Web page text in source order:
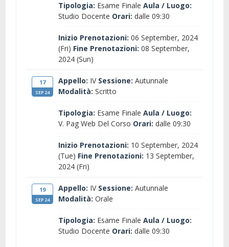
Tipologia: Esame Finale Aula / Luogo:
Studio Docente Orari: dalle 09:30
Inizio Prenotazioni: 06 September, 2024
(Fri) Fine Prenotazioni: 08 September,
2024 (Sun)
17
SEP 24
Appello: IV Sessione: Autunnale
Modalità: Scritto
Tipologia: Esame Finale Aula / Luogo:
V. Pag Web Del Corso Orari: dalle 09:30
Inizio Prenotazioni: 10 September, 2024
(Tue) Fine Prenotazioni: 13 September,
2024 (Fri)
19
SEP 24
Appello: IV Sessione: Autunnale
Modalità: Orale
Tipologia: Esame Finale Aula / Luogo:
Studio Docente Orari: dalle 09:30